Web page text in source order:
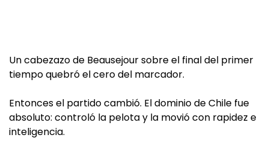
Un cabezazo de Beausejour sobre el final del primer
tiempo quebró el cero del marcador.
Entonces el partido cambió. El dominio de Chile fue
absoluto: controló la pelota y la movió con rapidez e
inteligencia.